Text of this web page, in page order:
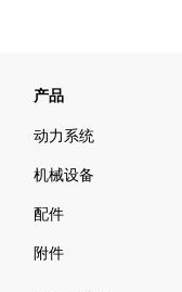
产品
动力系统
机械设备
配件
附件